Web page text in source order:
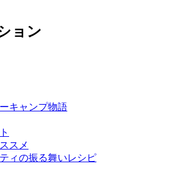
ョン
キャンプ物語
スメ
ィの振る舞いレシピ